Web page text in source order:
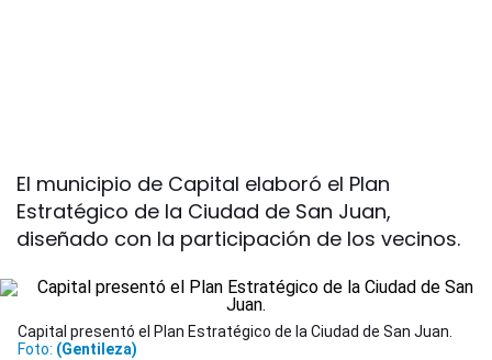
El municipio de Capital elaboró el Plan
Estratégico de la Ciudad de San Juan,
diseñado con la participación de los vecinos.
Capital presentó el Plan Estratégico de la Ciudad de San Juan.
Foto: (Gentileza)